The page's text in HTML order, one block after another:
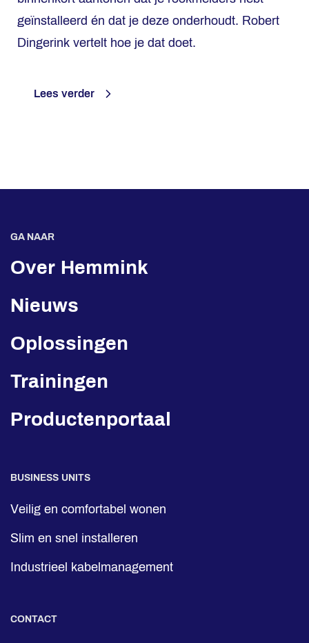
geïnstalleerd én dat je deze onderhoudt. Robert
Dingerink vertelt hoe je dat doet.
Lees verder
GA NAAR
Over Hemmink
Nieuws
Oplossingen
Trainingen
Productenportaal
BUSINESS UNITS
Veilig en comfortabel wonen
Slim en snel installeren
Industrieel kabelmanagement
CONTACT